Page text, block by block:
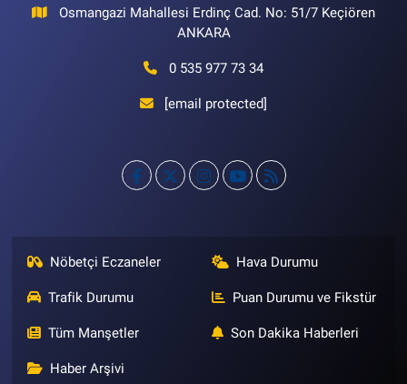
Osmangazi Mahallesi Erdinç Cad. No: 51/7 Keçiören
ANKARA
0 535 977 73 34
[email protected]
Nöbetçi Eczaneler Hava Durumu
Trafik Durumu Puan Durumu ve Fikstür
Tüm Manşetler Son Dakika Haberleri
Haber Arşivi